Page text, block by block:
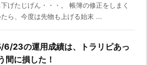
げたじげん・・・。 帳簿の修正をしまく
たら、今度は先物も上げる始末 ...
6/23の運用成績は、トラリピあっ
間に損した！